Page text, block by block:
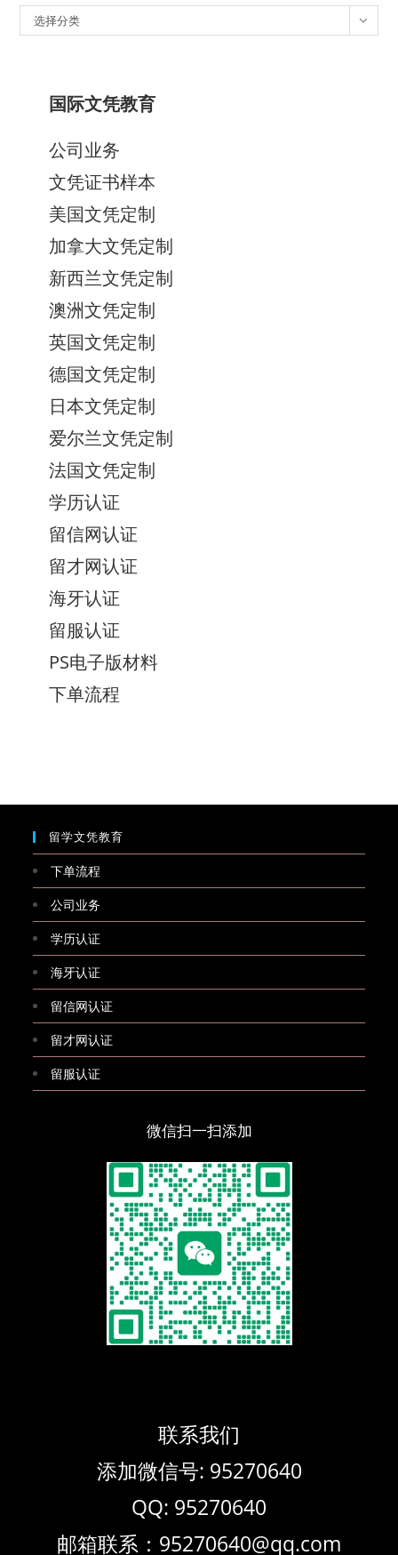
类
选择分类
国际文凭教育
公司业务
文凭证书样本
美国文凭定制
加拿大文凭定制
新西兰文凭定制
澳洲文凭定制
英国文凭定制
德国文凭定制
日本文凭定制
爱尔兰文凭定制
法国文凭定制
学历认证
留信网认证
留才网认证
海牙认证
留服认证
PS电子版材料
下单流程
留学文凭教育
下单流程
公司业务
学历认证
海牙认证
留信网认证
留才网认证
留服认证
微信扫一扫添加
联系我们
添加微信号: 95270640
QQ: 95270640
邮箱联系：95270640@qq.com